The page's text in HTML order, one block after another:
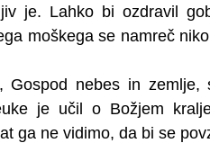
je. Lahko bi ozdravil
moškega se namreč
Gospod nebes in
je učil o Božjem
ga ne vidimo, da bi se